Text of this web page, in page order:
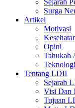
Sejarah
Surga
Artikel
Motivasi
Opini
Tahukah
Teknologi
Tentang LDII
Sejarah
Visi Dan
Tujuan